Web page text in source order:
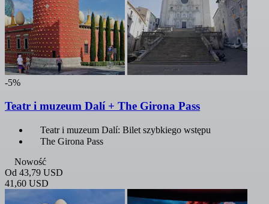
-5%
Teatr i muzeum Dalí + The Girona Pass
Teatr i muzeum Dalí: Bilet szybkiego wstępu
The Girona Pass
Nowość
Od 43,79 USD
41,60 USD